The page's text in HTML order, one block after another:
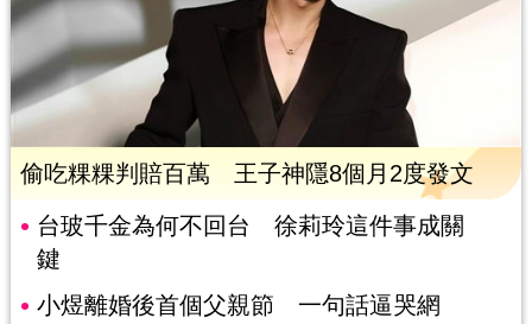
偷吃粿粿判賠百萬 王子神隱8個月2度發文
台玻千金為何不回台 徐莉玲這件事成關
鍵
小煜離婚後首個父親節 一句話逼哭網